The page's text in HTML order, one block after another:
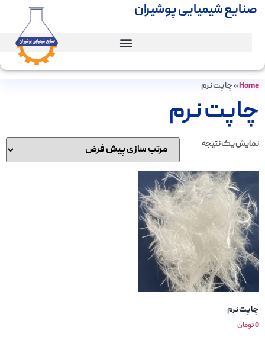
صنایع شیمیایی پوشیران
Home
»چاپت نرم
چاپت نرم
نمایش یک نتیجه
چاپت نرم
0تومان